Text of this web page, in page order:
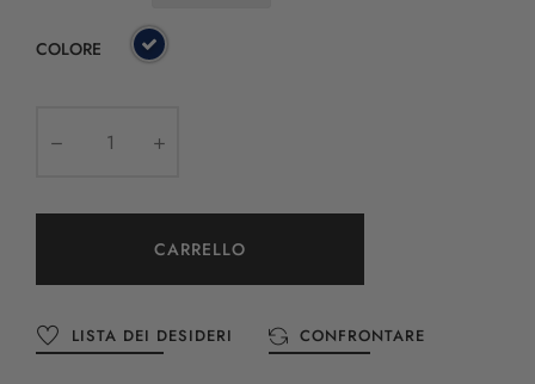
COLORE
CARRELLO
LISTA DEI DESIDERI CONFRONTARE